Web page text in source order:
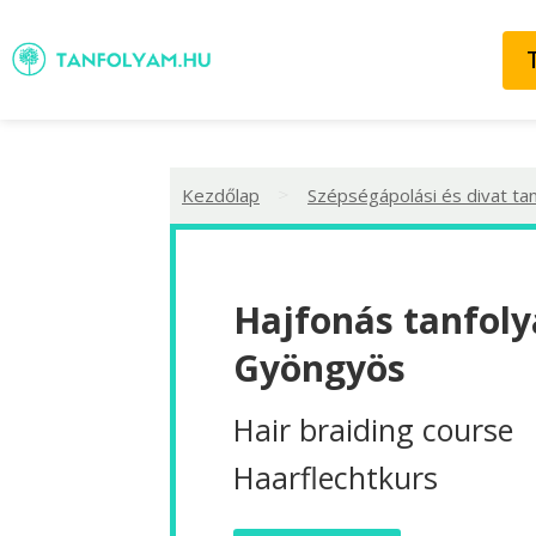
Kezdőlap Szépségápolási és divat
Hajfonás
Gyöngyös
Hair braiding course
Haarflechtkurs